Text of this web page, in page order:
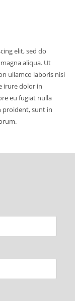
elit, sed do
aliqua. Ut
ullamco laboris nisi
irure dolor in
eu fugiat nulla
proident, sunt in